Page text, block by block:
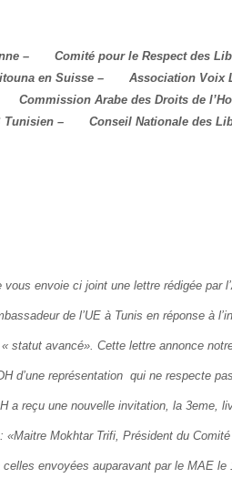
– Comité pour le Respect des
en Suisse – Association
Commission Arabe des Droits de
– Conseil Nationale des
vous envoie ci joint une lettre rédigée par
de l’UE à Tunis en réponse à
« statut avancé». Cette lettre annonce
d’une représentation qui ne respecte
a reçu une nouvelle invitation, la 3eme,
«Maitre Mokhtar Trifi, Président du
celles envoyées auparavant par le MAE